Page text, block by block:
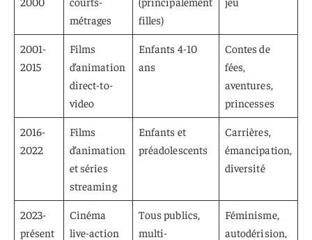
métrages
filles)
2001-
2015
Films
d’animation
direct-to-
video
Enfants 4-10
ans
Contes de
fées,
aventures,
princesses
2016-
2022
Films
d’animation
et séries
streaming
Enfants et
préadolescents
Carrières,
émancipation,
diversité
2023-
présent
Cinéma
live-action
Tous publics,
multi-
Féminisme,
autodérision,